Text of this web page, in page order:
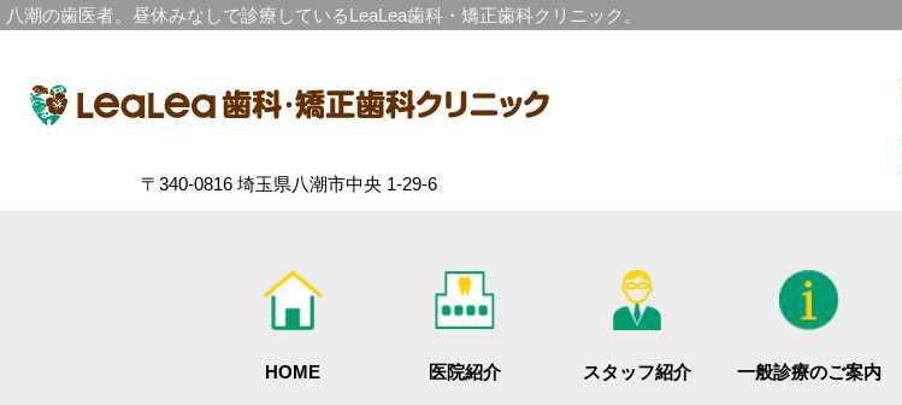
八潮の歯医者。昼休みなしで診療しているLeaLea歯科・矯正歯科クリニック。
〒340-0816 埼玉県八潮市中央 1-29-6
HOME 医院紹介 スタッフ紹介 一般診療のご案内